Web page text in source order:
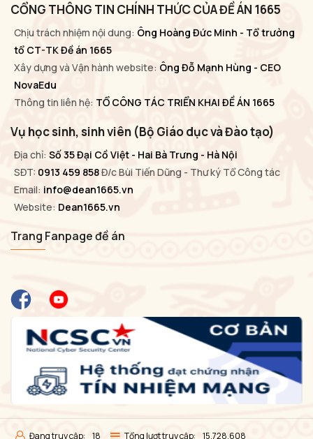
CỔNG THÔNG TIN CHÍNH THỨC CỦA ĐỀ ÁN 1665
Chịu trách nhiệm nội dung: Ông Hoàng Đức Minh - Tổ trưởng
tổ CT-TK Đề án 1665
Xây dựng và Vận hành website: Ông Đỗ Mạnh Hùng - CEO
NovaEdu
Thông tin liên hệ: TỔ CÔNG TÁC TRIỂN KHAI ĐỀ ÁN 1665
Vụ học sinh, sinh viên (Bộ Giáo dục và Đào tạo)
Địa chỉ: Số 35 Đại Cồ Việt - Hai Bà Trưng - Hà Nội
SĐT: 0913 459 858Đ/c Bùi Tiến Dũng - Thư ký Tổ Công tác
Email: info@dean1665.vn
Website: Dean1665.vn
Trang Fanpage đề án
Đang truy cập: 18 Tổng lượt truy cập: 15,728,608